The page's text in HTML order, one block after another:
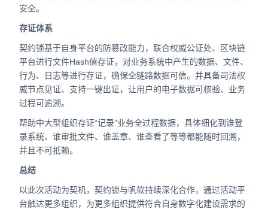
安全。
存证体系
契约锁基于自身平台的防篡改能力，联合权威公证处、区块链
平台进行文件Hash值存证，对业务系统中产生的数据、文件、
行为、日志等进行存证，确保全链路数据可信。并具备司法权
威节点见证、支持一键出证，让用户的电子数据可核验、业务
过程可追溯。
帮助中大型组织存证“记录”业务全过程数据，具体细化到谁登
录系统、谁审批文件、谁盖章、谁查看了等等都能随时回溯，
并且不可抵赖。
总结
以此次活动为契机，契约锁与帆软持续深化合作，通过活动平
台触达更多组织，为更多组织提供符合自身数字化建设需求的